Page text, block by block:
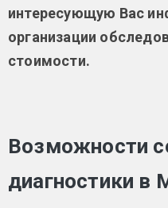
интересующую Вас
организации
стоимости.
Возможности
диагностики